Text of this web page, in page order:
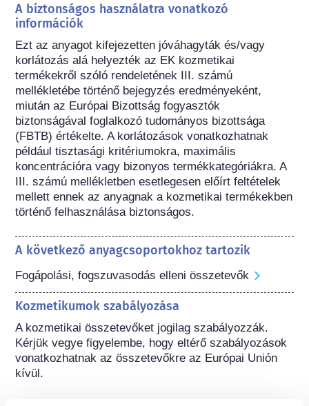
A biztonságos használatra vonatkozó
információk
Ezt az anyagot kifejezetten jóváhagyták és/vagy
korlátozás alá helyezték az EK kozmetikai
termékekről szóló rendeletének III. számú
mellékletébe történő bejegyzés eredményeként,
miután az Európai Bizottság fogyasztók
biztonságával foglalkozó tudományos bizottsága
(FBTB) értékelte. A korlátozások vonatkozhatnak
például tisztasági kritériumokra, maximális
koncentrációra vagy bizonyos termékkategóriákra. A
III. számú mellékletben esetlegesen előírt feltételek
mellett ennek az anyagnak a kozmetikai termékekben
történő felhasználása biztonságos.
A következő anyagcsoportokhoz tartozik
Fogápolási, fogszuvasodás elleni összetevők
Kozmetikumok szabályozása
A kozmetikai összetevőket jogilag szabályozzák.
Kérjük vegye figyelembe, hogy eltérő szabályozások
vonatkozhatnak az összetevőkre az Európai Unión
kívül.